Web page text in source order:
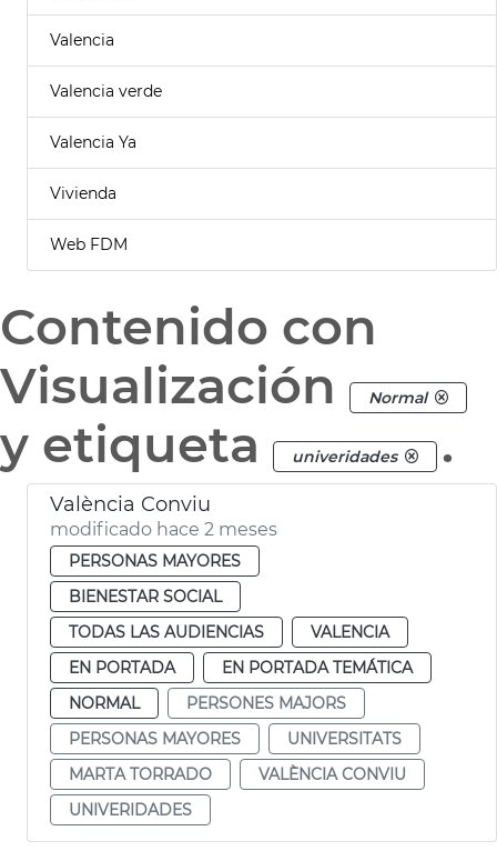
Valencia
Valencia verde
Valencia Ya
Vivienda
Web FDM
Contenido con
Visualización
Normal
y etiqueta univeridades .
València Conviu
modificado hace 2 meses
PERSONAS MAYORES
BIENESTAR SOCIAL
TODAS LAS AUDIENCIAS
VALENCIA
EN PORTADA
EN PORTADA TEMÁTICA
NORMAL
PERSONES MAJORS
PERSONAS MAYORES
UNIVERSITATS
MARTA TORRADO
VALÈNCIA CONVIU
UNIVERIDADES